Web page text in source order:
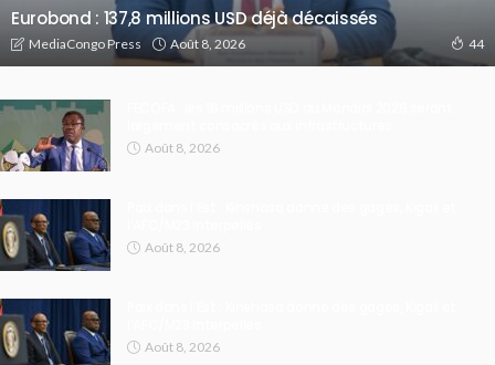
Eurobond : 137,8 millions USD déjà décaissés
MediaCongo Press Août 8, 2026 44
Août 8, 2026
Août 8, 2026
Août 8, 2026